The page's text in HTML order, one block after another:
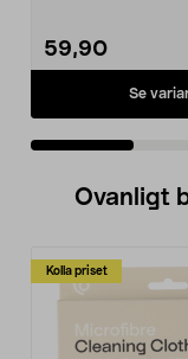
59,90
Se
Ovanligt
Kolla priset